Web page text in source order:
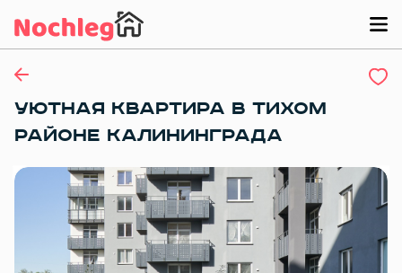
УЮТНАЯ КВАРТИРА В ТИХОМ
РАЙОНЕ КАЛИНИНГРАДА